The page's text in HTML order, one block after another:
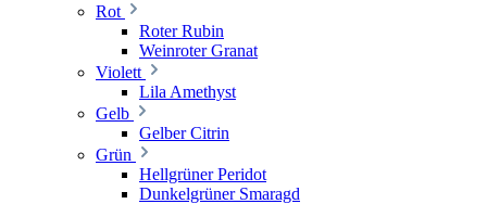
Rot
Roter Rubin
Weinroter Granat
Violett
Lila Amethyst
Gelb
Gelber Citrin
Grün
Hellgrüner Peridot
Dunkelgrüner Smaragd